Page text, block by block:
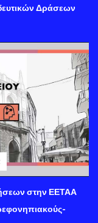
Δράσεων
στην ΕΕΤΑΑ